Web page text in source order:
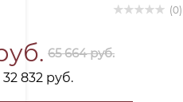
(0)
65 664 руб.
832 руб.